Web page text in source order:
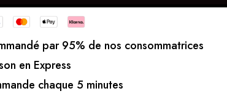
par 95% de nos consommatrices
en Express
chaque 5 minutes